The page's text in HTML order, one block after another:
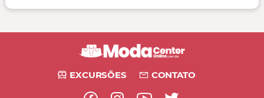
EXCURSÕES CONTATO